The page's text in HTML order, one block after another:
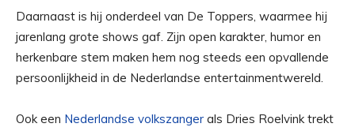
Daarnaast is hij onderdeel van De Toppers, waarmee hij
jarenlang grote shows gaf. Zijn open karakter, humor en
herkenbare stem maken hem nog steeds een opvallende
persoonlijkheid in de Nederlandse entertainmentwereld.
Ook een Nederlandse volkszanger als Dries Roelvink trekt